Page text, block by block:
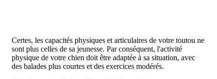
Certes, les capacités physiques et articulaires de votre toutou ne
sont plus celles de sa jeunesse. Par conséquent, l'activité
physique de votre chien doit être adaptée à sa situation, avec
des balades plus courtes et des exercices modérés.